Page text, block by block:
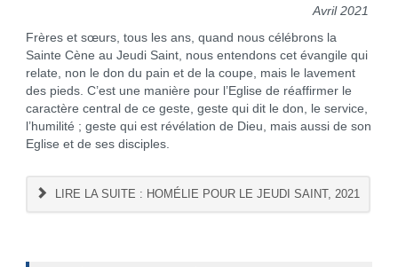
Avril 2021
Frères et sœurs, tous les ans, quand nous célébrons la
Sainte Cène au Jeudi Saint, nous entendons cet évangile qui
relate, non le don du pain et de la coupe, mais le lavement
des pieds. C’est une manière pour l’Eglise de réaffirmer le
caractère central de ce geste, geste qui dit le don, le service,
l’humilité ; geste qui est révélation de Dieu, mais aussi de son
Eglise et de ses disciples.
LIRE LA SUITE : HOMÉLIE POUR LE JEUDI SAINT, 2021